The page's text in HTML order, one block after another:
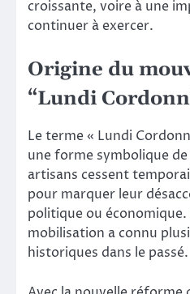
croissante, voire à une
continuer à exercer.
Origine du
“Lundi
Le terme « Lundi
une forme symbolique
artisans cessent
pour marquer leur
politique ou économique.
mobilisation a connu
historiques dans le passé.